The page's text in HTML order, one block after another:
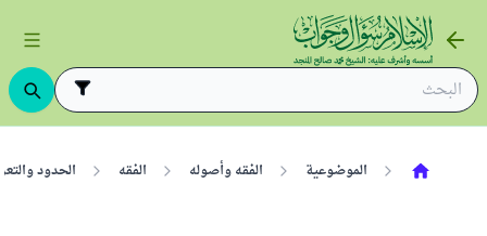
الموضوعية الفقه وأصوله الفقه الحدود